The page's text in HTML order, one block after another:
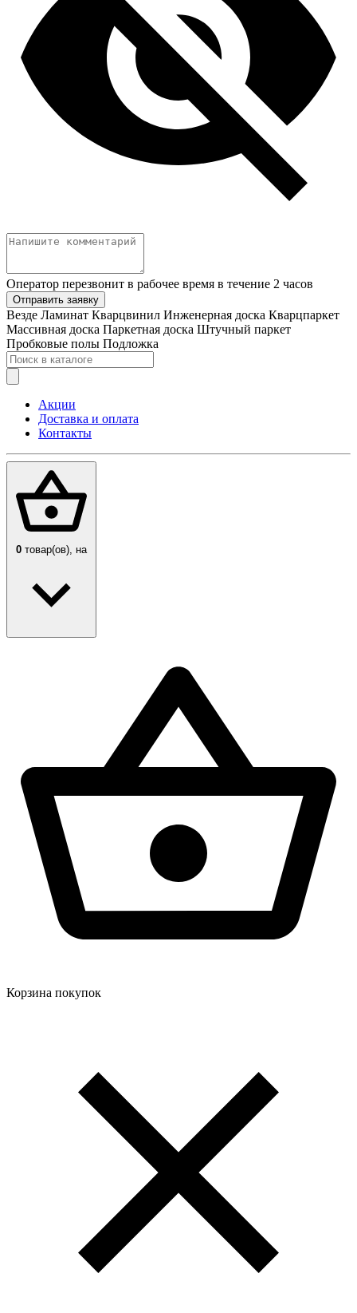
Оператор перезвонит в рабочее время в течение 2 часов
Отправить заявку
Везде Ламинат Кварцвинил Инженерная доска Кварцпаркет
Массивная доска Паркетная доска Штучный паркет
Пробковые полы Подложка
Акции
Доставка и оплата
Контакты
0 товар(ов), на
Корзина покупок